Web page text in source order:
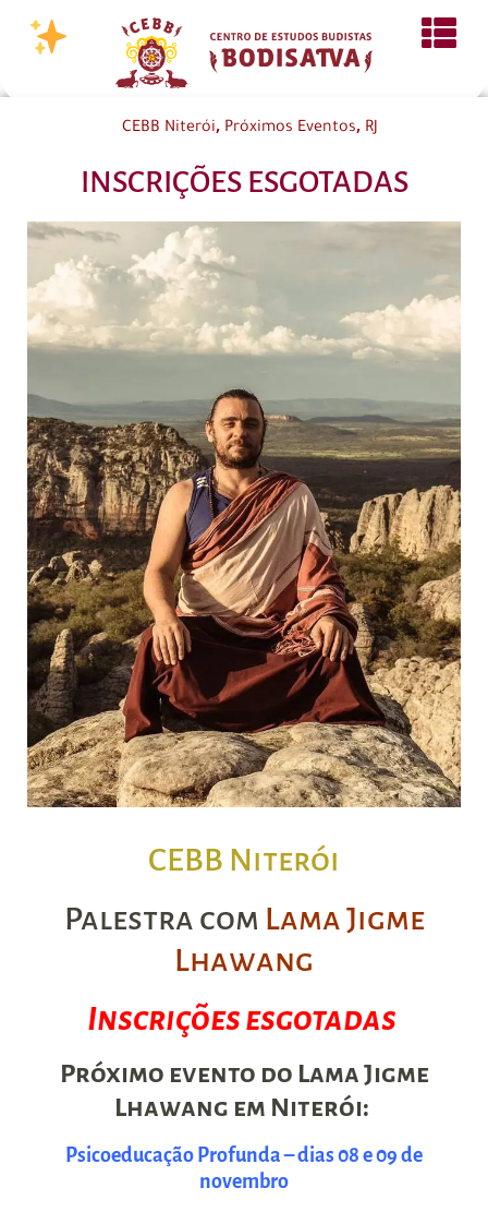
CEBB Niterói, Próximos Eventos, RJ
INSCRIÇÕES ESGOTADAS
CEBB Niterói
Palestra com Lama Jigme
Lhawang
Inscrições esgotadas
Próximo evento do Lama Jigme
Lhawang em Niterói:
Psicoeducação Profunda – dias 08 e 09 de
novembro